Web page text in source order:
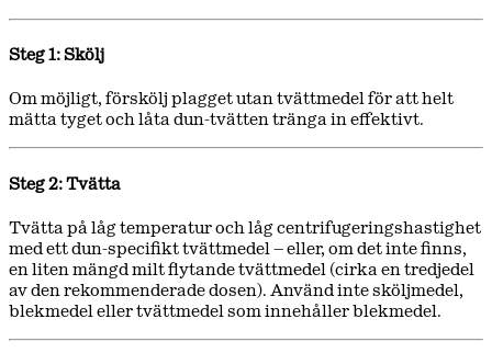
Steg 1: Skölj
Om möjligt, förskölj plagget utan tvättmedel för att helt
mätta tyget och låta dun-tvätten tränga in effektivt.
Steg 2: Tvätta
Tvätta på låg temperatur och låg centrifugeringshastighet
med ett dun-specifikt tvättmedel – eller, om det inte finns,
en liten mängd milt flytande tvättmedel (cirka en tredjedel
av den rekommenderade dosen). Använd inte sköljmedel,
blekmedel eller tvättmedel som innehåller blekmedel.